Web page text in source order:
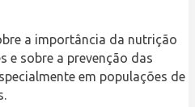
a importância da nutrição
e sobre a prevenção das
em populações de